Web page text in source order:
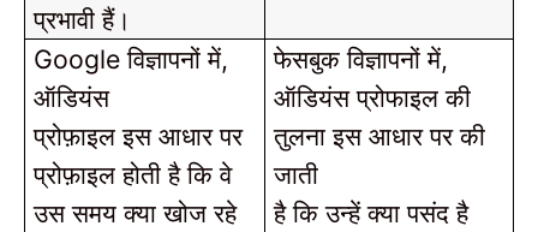
प्रभावी हैं।
Googleविज्ञापनों में,
ऑडियंस
प्रोफ़ाइल इस आधार पर
प्रोफ़ाइल होती है कि वे
उस समय क्या खोज रहे
फेसबुक विज्ञापनों में,
ऑडियंस प्रोफाइल की
तुलना इस आधार पर की
जाती
है कि उन्हें क्या पसंद है